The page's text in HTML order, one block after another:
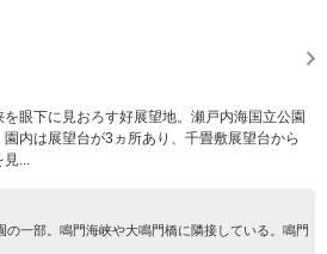
眼下に見おろす好展望地。瀬戸内海国立公園
内は展望台が3ヵ所あり、千畳敷展望台から
...
の一部。鳴門海峡や大鳴門橋に隣接している。鳴門